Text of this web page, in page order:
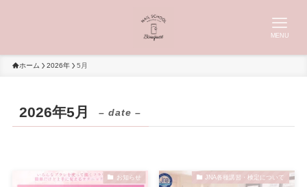
MENU
ホーム 2026年 5月
2026年5月 – date –
お知らせ JNA各種講習・検定について